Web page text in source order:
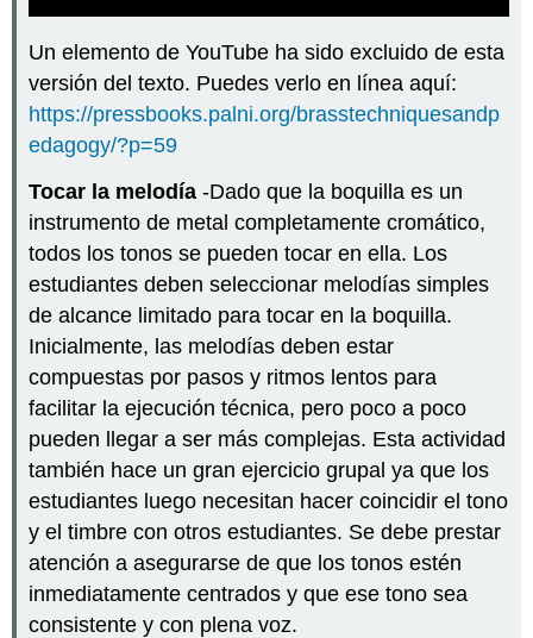
Un elemento de YouTube ha sido excluido de esta
versión del texto. Puedes verlo en línea aquí:
https://pressbooks.palni.org/brasstechniquesandp
edagogy/?p=59
Tocar la melodía -Dado que la boquilla es un
instrumento de metal completamente cromático,
todos los tonos se pueden tocar en ella. Los
estudiantes deben seleccionar melodías simples
de alcance limitado para tocar en la boquilla.
Inicialmente, las melodías deben estar
compuestas por pasos y ritmos lentos para
facilitar la ejecución técnica, pero poco a poco
pueden llegar a ser más complejas. Esta actividad
también hace un gran ejercicio grupal ya que los
estudiantes luego necesitan hacer coincidir el tono
y el timbre con otros estudiantes. Se debe prestar
atención a asegurarse de que los tonos estén
inmediatamente centrados y que ese tono sea
consistente y con plena voz.